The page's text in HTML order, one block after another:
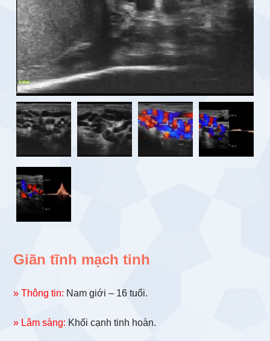
Giãn tĩnh mạch tinh
» Thông tin: Nam giới – 16 tuổi.
» Lâm sàng: Khối cạnh tinh hoàn.